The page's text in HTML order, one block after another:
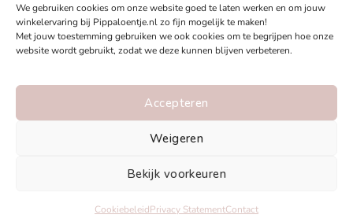
We gebruiken cookies om onze website goed te laten werken en om jouw
winkelervaring bij Pippaloentje.nl zo fijn mogelijk te maken!
Met jouw toestemming gebruiken we ook cookies om te begrijpen hoe onze
website wordt gebruikt, zodat we deze kunnen blijven verbeteren.
Accepteren
Weigeren
Bekijk voorkeuren
CookiebeleidPrivacy StatementContact
Copyright 2026 © Pippaloentje.nl